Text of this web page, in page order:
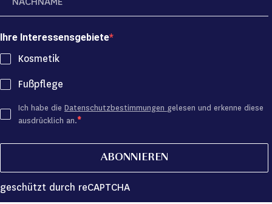
Ihre Interessensgebiete
Kosmetik
Fußpflege
Ich habe die Datenschutzbestimmungen gelesen und erkenne diese
ausdrücklich an.
ABONNIEREN
geschützt durch reCAPTCHA